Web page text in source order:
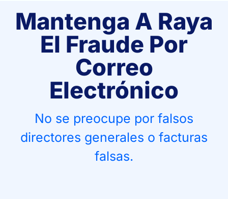
Mantenga A Raya
El Fraude Por
Correo
Electrónico
No se preocupe por falsos
directores generales o facturas
falsas.